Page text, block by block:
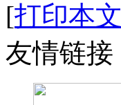
[打印本文
友情链接